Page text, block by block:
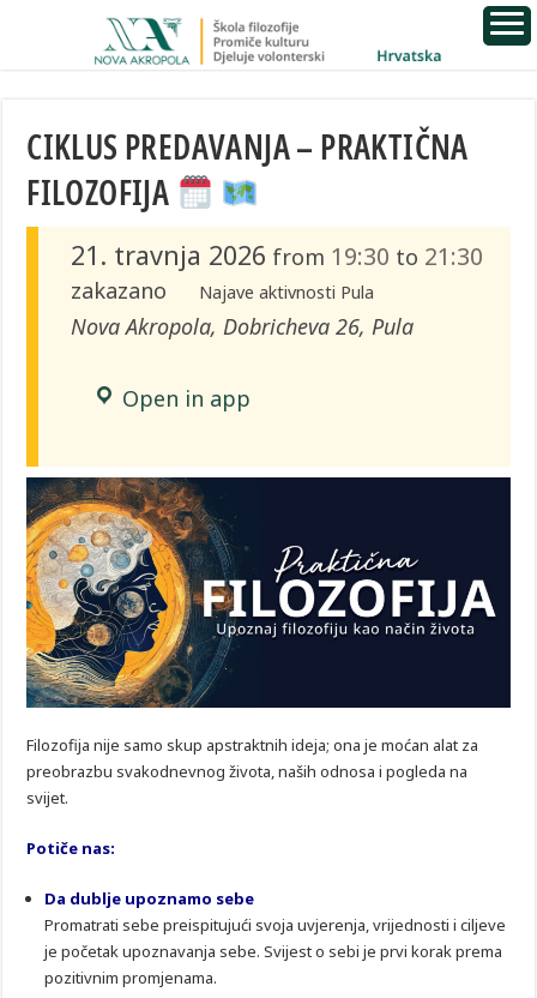
CIKLUS PREDAVANJA – PRAKTIČNA
FILOZOFIJA
21. travnja 2026 from 19:30 to 21:30
zakazano Najave aktivnosti Pula
Nova Akropola, Dobricheva 26, Pula
Open in app
Filozofija nije samo skup apstraktnih ideja; ona je moćan alat za
preobrazbu svakodnevnog života, naših odnosa i pogleda na
svijet.
Potiče nas:
Da dublje upoznamo sebe
Promatrati sebe preispitujući svoja uvjerenja, vrijednosti i ciljeve
je početak upoznavanja sebe. Svijest o sebi je prvi korak prema
pozitivnim promjenama.